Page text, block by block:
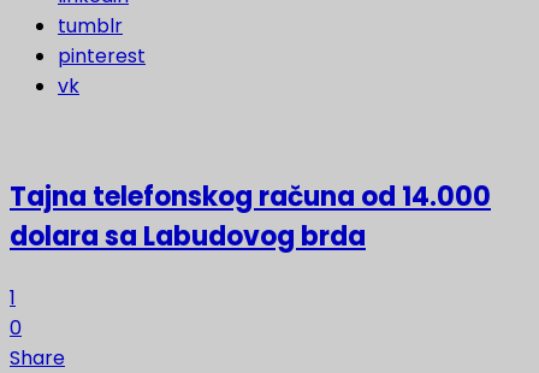
tumblr
pinterest
vk
Tajna telefonskog računa od 14.000
dolara sa Labudovog brda
1
0
Share